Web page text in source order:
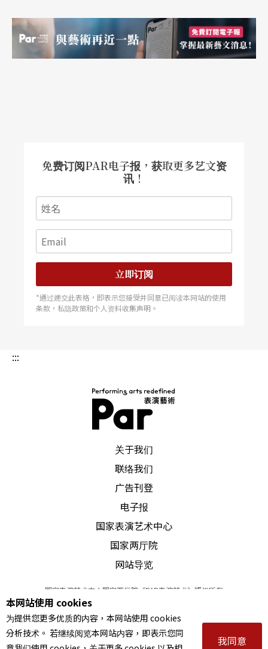
免费订阅PAR电子报，获取更多艺文资
讯！
立即订阅
*通过递交此表格，即表示您接受并同意已阅读本网站的使用
条款，私隐政策和个人资料收集声明。
:::
关于我们
联络我们
广告刊登
电子报
国家表演艺术中心
国家两厅院
网站导览
国家表演艺术中心国家两厅院《PAR表演艺术》版权所有
© 2022Performing arts redefined. All Rights Reserved
统一编号 Tax Id number 00973926
本站所提供相关演出资讯，如有异动应以主办单位公告为准。
本网站使用 cookies
为提供您更多优质的内容，本网站使用 cookies
分析技术。 若继续阅览本网站内容，即表示您同
我同意